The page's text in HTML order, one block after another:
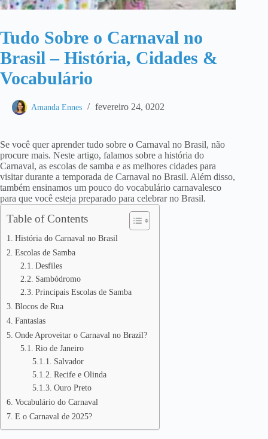
Tudo Sobre o Carnaval no
Brasil – História, Cidades &
Vocabulário
Amanda Ennes fevereiro 24, 0202
Se você quer aprender tudo sobre o Carnaval no Brasil, não
procure mais. Neste artigo, falamos sobre a história do
Carnaval, as escolas de samba e as melhores cidades para
visitar durante a temporada de Carnaval no Brasil. Além disso,
também ensinamos um pouco do vocabulário carnavalesco
para que você esteja preparado para celebrar no Brasil.
Table of Contents
História do Carnaval no Brasil
Escolas de Samba
Desfiles
Sambódromo
Principais Escolas de Samba
Blocos de Rua
Fantasias
Onde Aproveitar o Carnaval no Brazil?
Rio de Janeiro
Salvador
Recife e Olinda
Ouro Preto
Vocabulário do Carnaval
E o Carnaval de 2025?